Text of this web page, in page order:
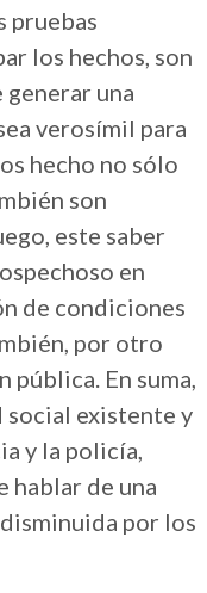
pruebas
los hechos, son
una
verosímil para
hecho no sólo
son
este saber
en
de condiciones
por otro
En suma,
social existente y
y la policía,
hablar de una
por los